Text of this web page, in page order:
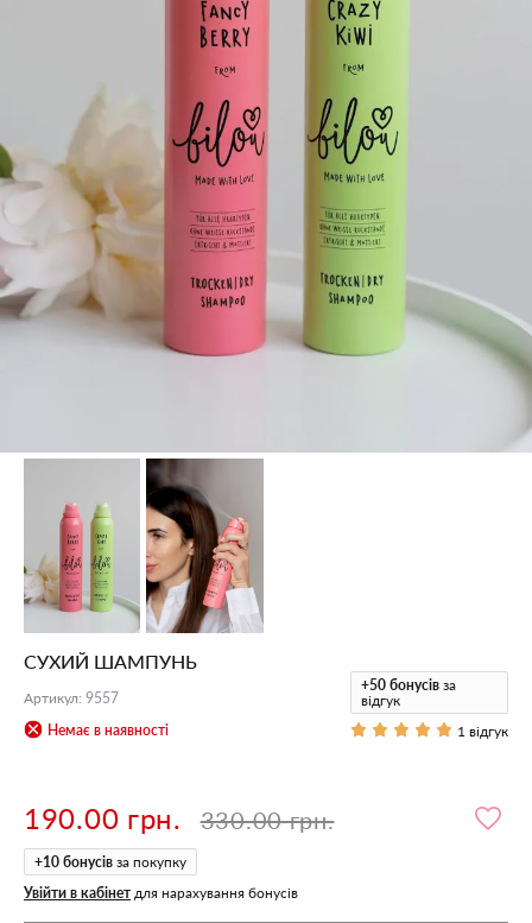
СУХИЙ ШАМПУНЬ
Артикул: 9557
Немає в наявності
+50 бонусів за
відгук
1 відгук
190.00 грн. 330.00 грн.
+10 бонусів за покупку
Увійти в кабінет для нарахування бонусів